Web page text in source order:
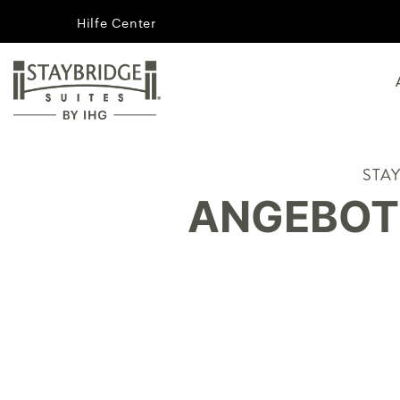
Hilfe Center